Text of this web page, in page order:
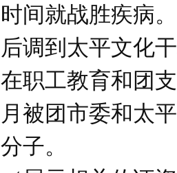
时间就战胜疾病
后调到太平文化
在职工教育和团
月被团市委和太
分子。